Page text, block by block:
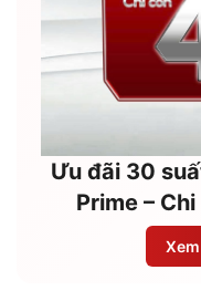
Ưu đãi 30
Prime –